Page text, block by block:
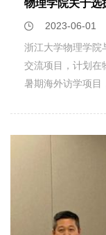
业，发展态势欣欣
走访，深度了解企
就业和实习实践提
望同学们借助这样
接触社会，不断
生创新创业等问题
了同学们的每一个
类社会做贡献。
秋光科技的生产
我院和校友企业
体信息1. 时间：
同，请选4-5学分
航天技术、大数据
效率与可持续发展
上，项目顺利完成
币。5. 项目具体信
https://
请1. 进入“教学管
的火狐、谷歌浏览
生交流项目申请
2023-06-01
浙江大学物理学院
交流项目，计划在
暑期海外访学项目
异，大学英语六级
先考虑没有参加
目介绍：详见附
科生27人，博士